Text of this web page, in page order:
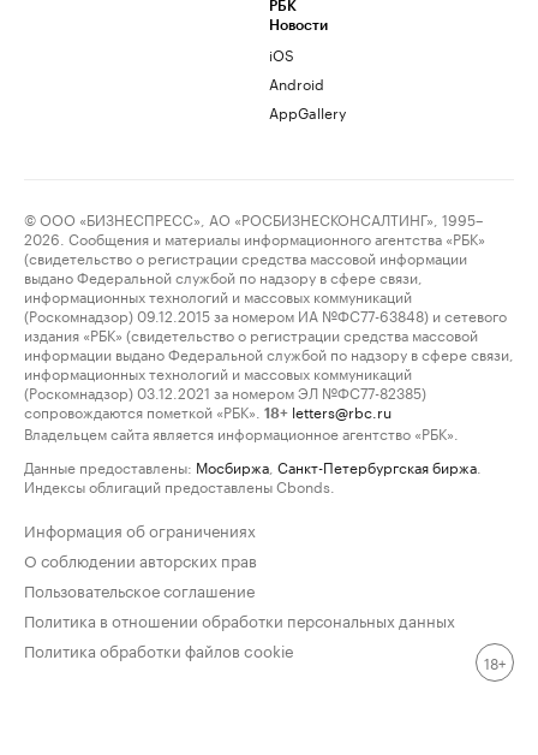
РБК
Новости
iOS
Android
AppGallery
© ООО «БИЗНЕСПРЕСС», АО «РОСБИЗНЕСКОНСАЛТИНГ», 1995–
2026. Сообщения и материалы информационного агентства «РБК»
(свидетельство о регистрации средства массовой информации
выдано Федеральной службой по надзору в сфере связи,
информационных технологий и массовых коммуникаций
(Роскомнадзор) 09.12.2015 за номером ИА №ФС77-63848) и сетевого
издания «РБК» (свидетельство о регистрации средства массовой
информации выдано Федеральной службой по надзору в сфере связи,
информационных технологий и массовых коммуникаций
(Роскомнадзор) 03.12.2021 за номером ЭЛ №ФС77-82385)
сопровождаются пометкой «РБК».
18+ letters@rbc.ru
Владельцем сайта является информационное агентство «РБК».
Данные предоставлены: Мосбиржа Санкт-Петербургская биржа
Индексы облигаций предоставлены Cbonds.
Информация об ограничениях
О соблюдении авторских прав
Пользовательское соглашение
Политика в отношении обработки персональных данных
Политика обработки файлов cookie
18+